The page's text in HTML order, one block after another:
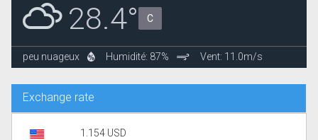
28.4° C
peu nuageux Humidité: 87% Vent: 11.0m/s
Exchange rate
1.154 USD